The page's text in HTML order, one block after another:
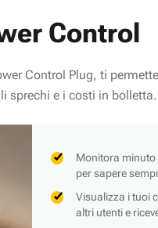
Control
Control Plug, ti
sprechi e i costi in bolletta.
Monitora minuto
per sapere
Visualizza i tuoi
altri utenti e